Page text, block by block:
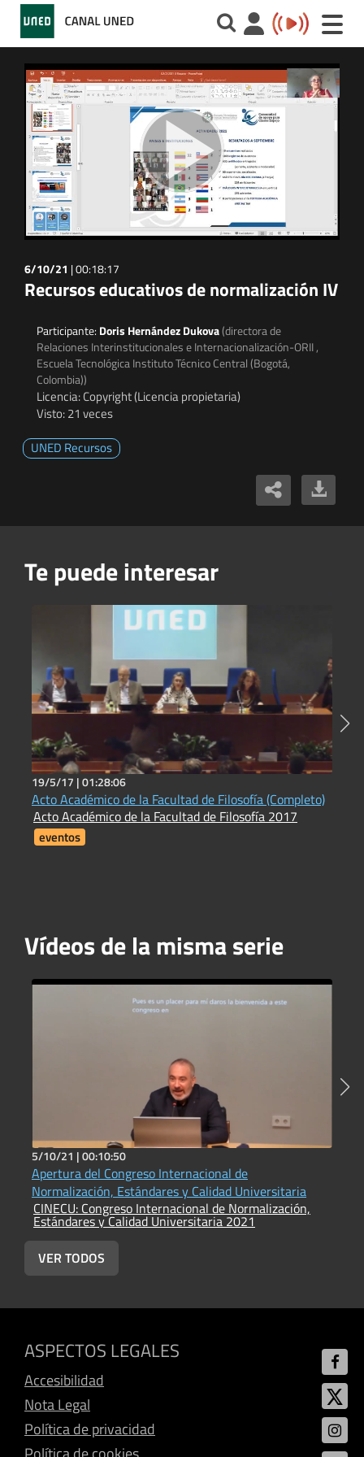
Toggle
6/10/21 |00:18:17
Recursos educativos de normalización IV
Participante: Doris Hernández Dukova(directora de
Relaciones Interinstitucionales e Internacionalización-ORII ,
Escuela Tecnológica Instituto Técnico Central (Bogotá,
Colombia))
Licencia: Copyright (Licencia propietaria)
Visto: 21 veces
UNED Recursos
Te puede interesar
19/5/17 |01:28:06
Acto Académico de la Facultad de Filosofía (Completo)
Acto Académico de la Facultad de Filosofía 2017
eventos
Vídeos de la misma serie
5/10/21 |00:10:50
Apertura del Congreso Internacional de
Normalización, Estándares y Calidad Universitaria
CINECU: Congreso Internacional de Normalización,
Estándares y Calidad Universitaria 2021
VER TODOS
ASPECTOS LEGALES
Accesibilidad
Nota Legal
Política de privacidad